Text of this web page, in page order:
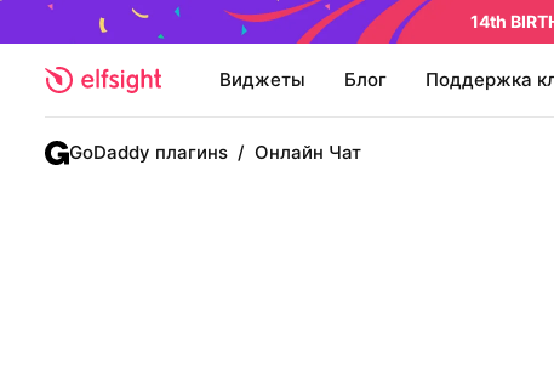
14th
Виджеты Блог Поддержка
GoDaddy плагинs / Онлайн Чат